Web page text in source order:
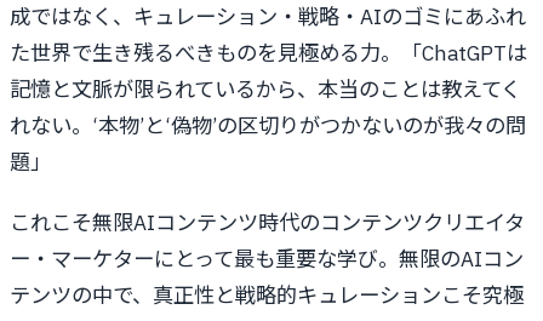
成ではなく、キュレーション・戦略・AIのゴミにあふれ
た世界で生き残るべきものを見極める力。「ChatGPTは
記憶と文脈が限られているから、本当のことは教えてく
れない。‘本物’と‘偽物’の区切りがつかないのが我々の問
題」
これこそ無限AIコンテンツ時代のコンテンツクリエイタ
ー・マーケターにとって最も重要な学び。無限のAIコン
テンツの中で、真正性と戦略的キュレーションこそ究極